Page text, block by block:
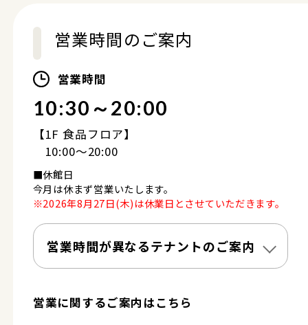
営業時間のご案内
営業時間
10:30～20:00
【1F 食品フロア】
10:00～20:00
■休館日
今月は休まず営業いたします。
※2026年8月27日(木)は休業日とさせていただきます。
営業時間が異なるテナントのご案内
営業に関するご案内はこちら